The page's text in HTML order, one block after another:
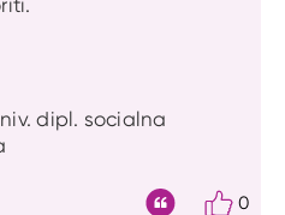
dipl. socialna
0